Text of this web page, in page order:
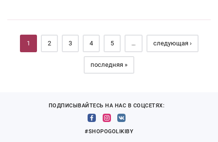
Страницы
1 2 3 4 5 … следующая ›
последняя »
ПОДПИСЫВАЙТЕСЬ НА НАС В СОЦСЕТЯХ:
#SHOPOGOLIKIBY